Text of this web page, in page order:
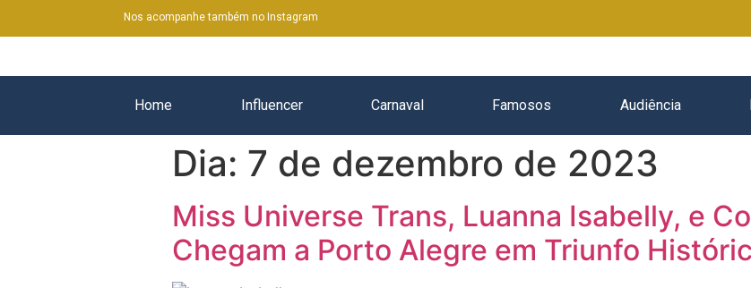
Nos acompanhe também no Instagram
Home Influencer Carnaval Famosos Audiência
Dia: 7 de dezembro de 2023
Miss Universe Trans, Luanna Isabelly, e
Chegam a Porto Alegre em Triunfo